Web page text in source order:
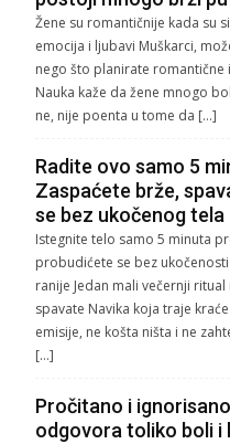
Žene su romantičnije kada su
emocija i ljubavi Muškarci,
nego što planirate romantične
Nauka kaže da žene mnogo
ne, nije poenta u tome da […]
Radite ovo samo 5
Zaspaćete brže,
se bez ukočenog tela
Istegnite telo samo 5 minuta
probudićete se bez
ranije Jedan mali večernji
spavate Navika koja traje
emisije, ne košta ništa i ne
[…]
Pročitano i
odgovora toliko boli i